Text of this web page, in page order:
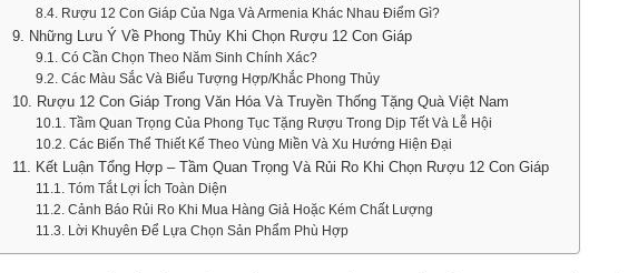
8.4. Rượu 12 Con Giáp Của Nga Và Armenia Khác Nhau Điểm Gì?
9. Những Lưu Ý Về Phong Thủy Khi Chọn Rượu 12 Con Giáp
9.1. Có Cần Chọn Theo Năm Sinh Chính Xác?
9.2. Các Màu Sắc Và Biểu Tượng Hợp/Khắc Phong Thủy
10. Rượu 12 Con Giáp Trong Văn Hóa Và Truyền Thống Tặng Quà Việt Nam
10.1. Tầm Quan Trọng Của Phong Tục Tặng Rượu Trong Dịp Tết Và Lễ Hội
10.2. Các Biến Thể Thiết Kế Theo Vùng Miền Và Xu Hướng Hiện Đại
11. Kết Luận Tổng Hợp – Tầm Quan Trọng Và Rủi Ro Khi Chọn Rượu 12 Con Giáp
11.1. Tóm Tắt Lợi Ích Toàn Diện
11.2. Cảnh Báo Rủi Ro Khi Mua Hàng Giả Hoặc Kém Chất Lượng
11.3. Lời Khuyên Để Lựa Chọn Sản Phẩm Phù Hợp